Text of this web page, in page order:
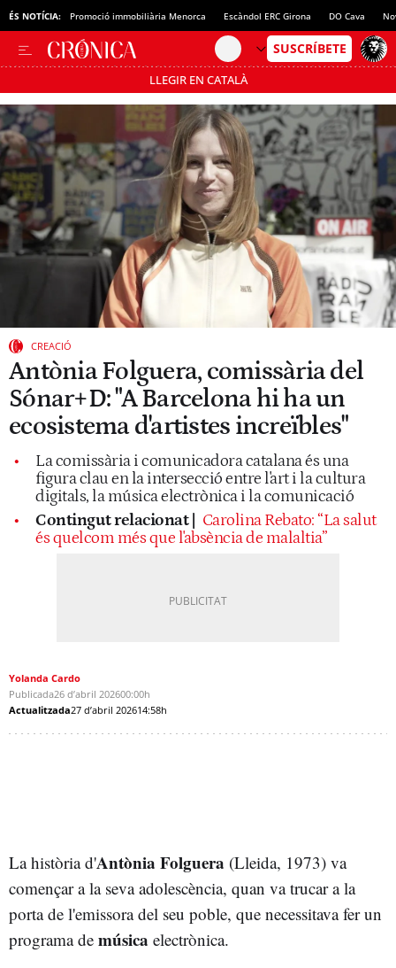
ÉS NOTÍCIA: Promoció immobiliària Menorca Escàndol ERC Girona DO Cava
LLEGIR EN CATALÀ
Passa’t al mode estalvi
CREACIÓ
Antònia Folguera, comissària del
Sónar+D: "A Barcelona hi ha un
ecosistema d'artistes increïbles"
La comissària i comunicadora catalana és una
figura clau en la intersecció entre l'art i la cultura
digitals, la música electrònica i la comunicació
Contingut relacionat |
Carolina Rebato: “La salut
és quelcom més que l'absència de malaltia”
Yolanda Cardo
Publicada26 d’abril 202600:00h
Actualitzada27 d’abril 202614:58h
La història d'Antònia Folguera (Lleida, 1973) va
començar a la seva adolescència, quan va trucar a la
porta de l'emissora del seu poble, que necessitava fer un
programa de música electrònica.